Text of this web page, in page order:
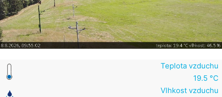
Teplota vzduchu
19.5 °C
Vlhkost vzduchu